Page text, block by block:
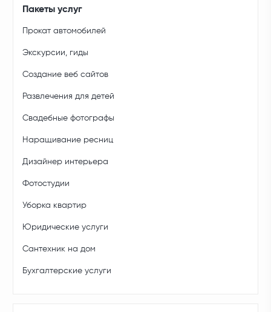
Пакеты услуг
Прокат автомобилей
Экскурсии, гиды
Создание веб сайтов
Развлечения для детей
Свадебные фотографы
Наращивание ресниц
Дизайнер интерьера
Фотостудии
Уборка квартир
Юридические услуги
Сантехник на дом
Бухгалтерские услуги